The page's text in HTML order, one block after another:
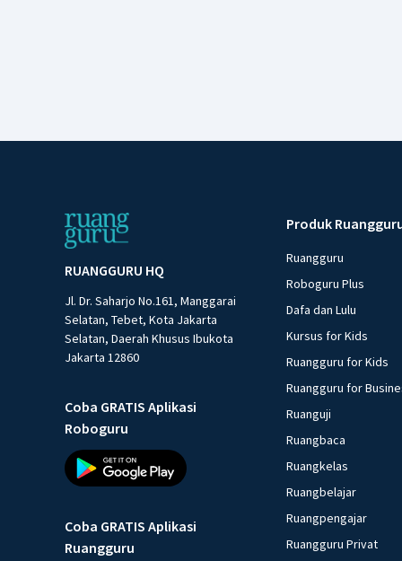
RUANGGURU HQ
Jl. Dr. Saharjo No.161, Manggarai
Selatan, Tebet, Kota Jakarta
Selatan, Daerah Khusus Ibukota
Jakarta 12860
Coba GRATIS Aplikasi
Roboguru
Coba GRATIS Aplikasi
Ruangguru
Produk
Ruangguru
Roboguru Plus
Dafa dan Lulu
Kursus for Kids
Ruangguru for Kids
Ruangguru for
Ruanguji
Ruangbaca
Ruangkelas
Ruangbelajar
Ruangpengajar
Ruangguru Privat